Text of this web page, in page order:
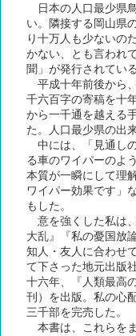
日本の人口最少県
い。隣接する岡山県
り十万人も少ないの
かない、とも言われ
聞」が発行されている
平成十年前後から
千六百字の寄稿を十
から一千通を越える
た。人口最少県の出
中には、「見通し
る車のワイパーのよ
本質が一瞬にして理
ワイパー効果です」
もした。
意を強くした私は
大乱』『私の憂国放
知人・友人に合わせ
て下さった地元出版
十六年、『人類最高
刊）を出版。私の心
三千部を完売した。
本書は、これらを